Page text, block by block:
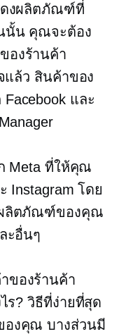
งผลิตภัณฑ์ที่
นั้น คุณจะต้อง
องร้านค้า
แล้ว สินค้าของ
และ
Meta ที่ให้คุณ
Instagram โดย
ผลิตภัณฑ์ของคุณ
ะอื่นๆ
ของร้านค้า
ร? วิธีที่ง่ายที่สุด
องคุณ บางส่วนมี